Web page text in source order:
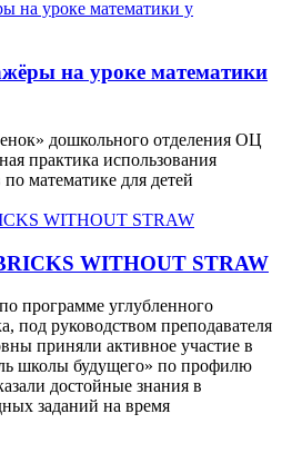
на уроке математики
дошкольного отделения ОЦ
практика использования
математике для детей
WITHOUT STRAW
программе углубленного
под руководством преподавателя
приняли активное участие в
школы будущего» по профилю
достойные знания в
заданий на время